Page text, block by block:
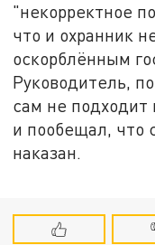
"некорректное
что и охранник
оскорблённым
Руководитель,
сам не подходит
и пообещал, что
наказан.